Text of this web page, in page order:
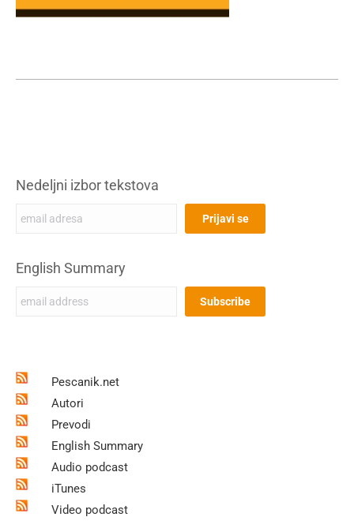
Nedeljni izbor tekstova
English Summary
Pescanik.net
Autori
Prevodi
English Summary
Audio podcast
iTunes
Video podcast